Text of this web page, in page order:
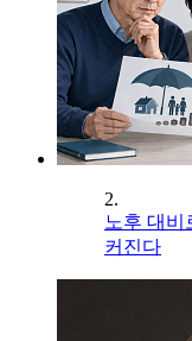
2.
노후 대비
커진다